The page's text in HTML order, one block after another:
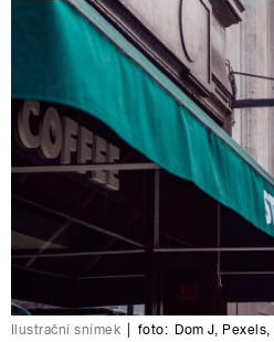
Ilustrační snímek foto: Dom J ,Pexels